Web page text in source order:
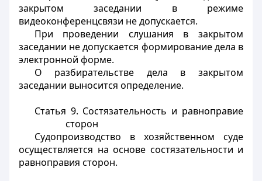
закрытом заседании в режиме
видеоконференцсвязи не допускается.
При проведении слушания в закрытом
заседании не допускается формирование дела в
электронной форме.
О разбирательстве дела в закрытом
заседании выносится определение.
Статья 9. Состязательность и равноправие
сторон
Судопроизводство в хозяйственном суде
осуществляется на основе состязательности и
равноправия сторон.